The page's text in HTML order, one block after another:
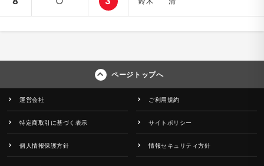
ページトップへ
運営会社 ご利用規約
特定商取引に基づく表示 サイトポリシー
個人情報保護方針 情報セキュリティ方針